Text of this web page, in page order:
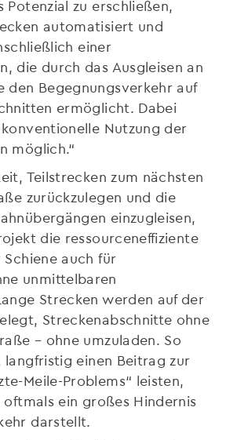
Potenzial zu erschließen,
automatisiert und
einer
die durch das Ausgleisen an
den Begegnungsverkehr auf
ermöglicht. Dabei
Nutzung der
möglich.“
Teilstrecken zum nächsten
zurückzulegen und die
einzugleisen,
die ressourceneffiziente
auch für
unmittelbaren
Strecken werden auf der
Streckenabschnitte ohne
– ohne umzuladen. So
langfristig einen Beitrag zur
Meile-Problems“ leisten,
oftmals ein großes Hindernis
darstellt.